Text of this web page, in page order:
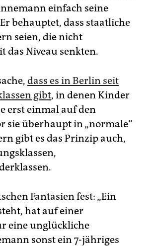
einfach seine
behauptet, dass staatliche
seien, die nicht
das Niveau senkten.
dass es in Berlin seit
gibt, in denen Kinder
erst einmal auf den
sie überhaupt in „normale“
gibt es das Prinzip auch,
Fantasien fest: „Ein
hat auf einer
eine unglückliche
sonst ein 7-jähriges